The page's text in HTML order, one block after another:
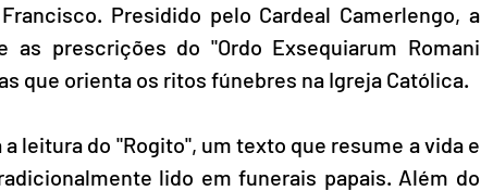
Presidido pelo Cardeal Camerlengo, a
as prescrições do "Ordo Exsequiarum Romani
que orienta os ritos fúnebres na Igreja Católica.
leitura do "Rogito", um texto que resume a vida e
lido em funerais papais. Além do